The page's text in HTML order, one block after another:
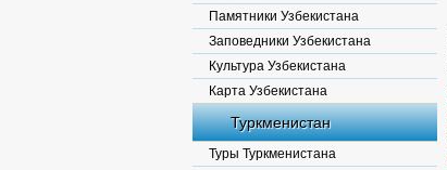
Памятники Узбекистана
Заповедники Узбекистана
Культура Узбекистана
Карта Узбекистана
Туркменистан
Туры Туркменистана